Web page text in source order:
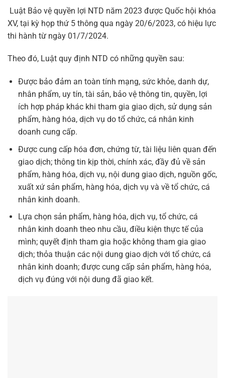
Luật Bảo vệ quyền lợi NTD năm 2023 được Quốc hội khóa
XV, tại kỳ họp thứ 5 thông qua ngày 20/6/2023, có hiệu lực
thi hành từ ngày 01/7/2024.
Theo đó, Luật quy định NTD có những quyền sau:
Được bảo đảm an toàn tính mạng, sức khỏe, danh dự,
nhân phẩm, uy tín, tài sản, bảo vệ thông tin, quyền, lợi
ích hợp pháp khác khi tham gia giao dịch, sử dụng sản
phẩm, hàng hóa, dịch vụ do tổ chức, cá nhân kinh
doanh cung cấp.
Được cung cấp hóa đơn, chứng từ, tài liệu liên quan đến
giao dịch; thông tin kịp thời, chính xác, đầy đủ về sản
phẩm, hàng hóa, dịch vụ, nội dung giao dịch, nguồn gốc,
xuất xứ sản phẩm, hàng hóa, dịch vụ và về tổ chức, cá
nhân kinh doanh.
Lựa chọn sản phẩm, hàng hóa, dịch vụ, tổ chức, cá
nhân kinh doanh theo nhu cầu, điều kiện thực tế của
mình; quyết định tham gia hoặc không tham gia giao
dịch; thỏa thuận các nội dung giao dịch với tổ chức, cá
nhân kinh doanh; được cung cấp sản phẩm, hàng hóa,
dịch vụ đúng với nội dung đã giao kết.